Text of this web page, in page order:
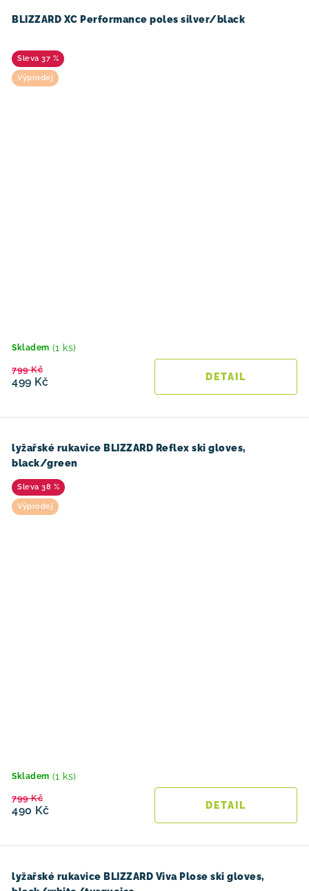
BLIZZARD XC Performance poles silver/black
37 %
Výprodej
Skladem (1 ks)
499 Kč
799 Kč
lyžařské rukavice BLIZZARD Reflex ski gloves,
black/green
38 %
Výprodej
Skladem (1 ks)
490 Kč
799 Kč
lyžařské rukavice BLIZZARD Viva Plose ski gloves,